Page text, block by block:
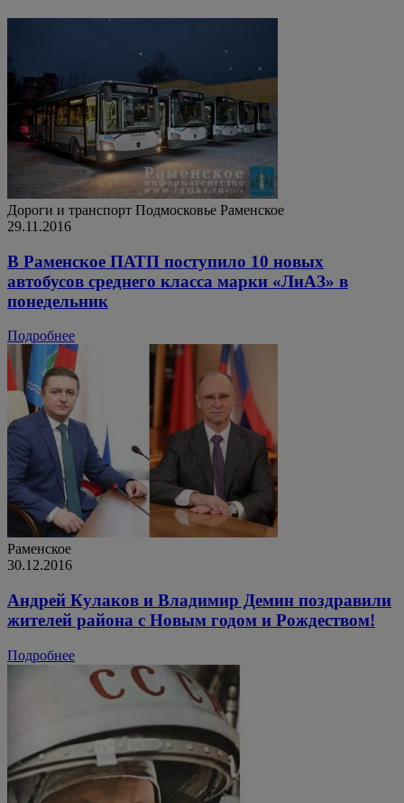
Дороги и транспорт Подмосковье Раменское
29.11.2016
В Раменское ПАТП поступило 10 новых
автобусов среднего класса марки «ЛиАЗ» в
понедельник
Подробнее
Раменское
30.12.2016
Андрей Кулаков и Владимир Демин поздравили
жителей района с Новым годом и Рождеством!
Подробнее